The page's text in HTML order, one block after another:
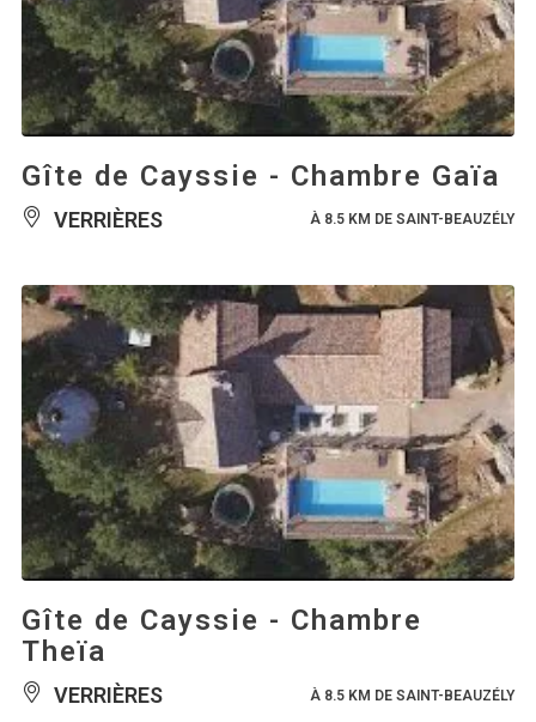
Gîte de Cayssie - Chambre Gaïa
VERRIÈRES À 8.5 KM DE SAINT-BEAUZÉLY
Gîte de Cayssie - Chambre
Theïa
VERRIÈRES À 8.5 KM DE SAINT-BEAUZÉLY